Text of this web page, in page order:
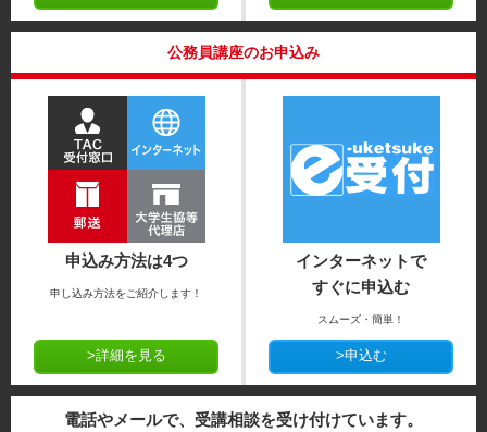
公務員講座のお申込み
申込み方法は4つ
申し込み方法をご紹介します！
>詳細を見る
インターネットで
すぐに申込む
スムーズ・簡単！
>申込む
電話やメールで、受講相談を受け付けています。